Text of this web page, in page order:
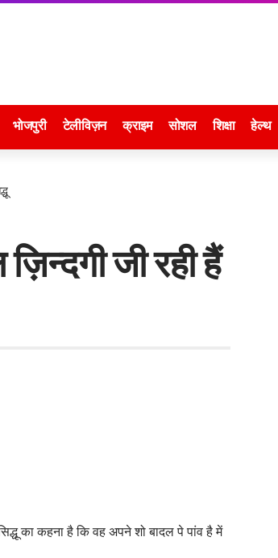
भोजपुरी टेलीविज़न क्राइम सोशल शिक्षा हेल्थ
जी रही हैं
का कहना है कि वह अपने शो बादल पे पांव है में